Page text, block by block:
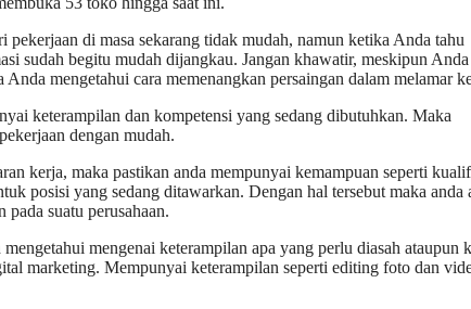
di masa sekarang tidak mudah, namun ketika Anda tahu
sudah begitu mudah dijangkau. Jangan khawatir, meskipun Anda
mengetahui cara memenangkan persaingan dalam melamar
keterampilan dan kompetensi yang sedang dibutuhkan. Maka
dengan mudah.
kerja, maka pastikan anda mempunyai kemampuan seperti
posisi yang sedang ditawarkan. Dengan hal tersebut maka anda
suatu perusahaan.
mengenai keterampilan apa yang perlu diasah ataupun
marketing. Mempunyai keterampilan seperti editing foto dan